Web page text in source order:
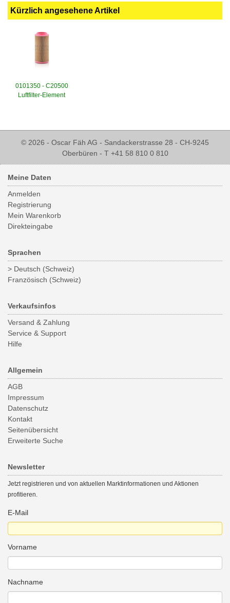
Kürzlich angesehene Artikel
0101350 - C20500
Luftfilter-Element
© 2026 - Oscar Fäh AG - Sandackerstrasse 28 - CH-9245
Oberbüren - T +41 58 810 0 810
Meine Daten
Anmelden
Registrierung
Mein Warenkorb
Direkteingabe
Sprachen
> Deutsch (Schweiz)
Französisch (Schweiz)
Verkaufsinfos
Versand & Zahlung
Service & Support
Hilfe
Allgemein
AGB
Impressum
Datenschutz
Kontakt
Seitenübersicht
Erweiterte Suche
Newsletter
Jetzt registrieren und von aktuellen Marktinformationen und Aktionen
profitieren.
E-Mail
Vorname
Nachname